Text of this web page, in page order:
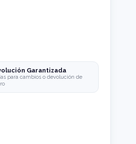
Garantizada
para cambios o devolución de